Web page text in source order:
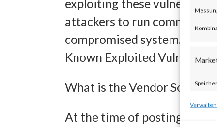
zur
exploiting these
attackers to run commands
compromised system. Both
Known Exploited
What is the Vendor
At the time of posting, there